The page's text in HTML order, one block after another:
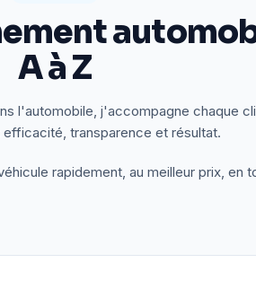
A à Z
l'automobile, j'accompagne chaque
transparence et résultat.
rapidement, au meilleur prix, en